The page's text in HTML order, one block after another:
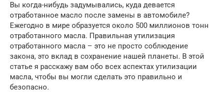
Вы когда-нибудь задумывались, куда девается
отработанное масло после замены в автомобиле?
Ежегодно в мире образуется около 500 миллионов тонн
отработанного масла. Правильная утилизация
отработанного масла – это не просто соблюдение
закона, это вклад в сохранение нашей планеты. В этой
статье я расскажу вам обо всех аспектах утилизации
масла, чтобы вы могли сделать это правильно и
безопасно.